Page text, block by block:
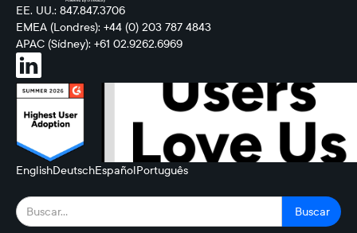
EE. UU.: 847.847.3706
EMEA (Londres): +44 (0) 203 787 4843
APAC (Sídney): +61 02.9262.6969
EnglishDeutschEspañolPortuguês